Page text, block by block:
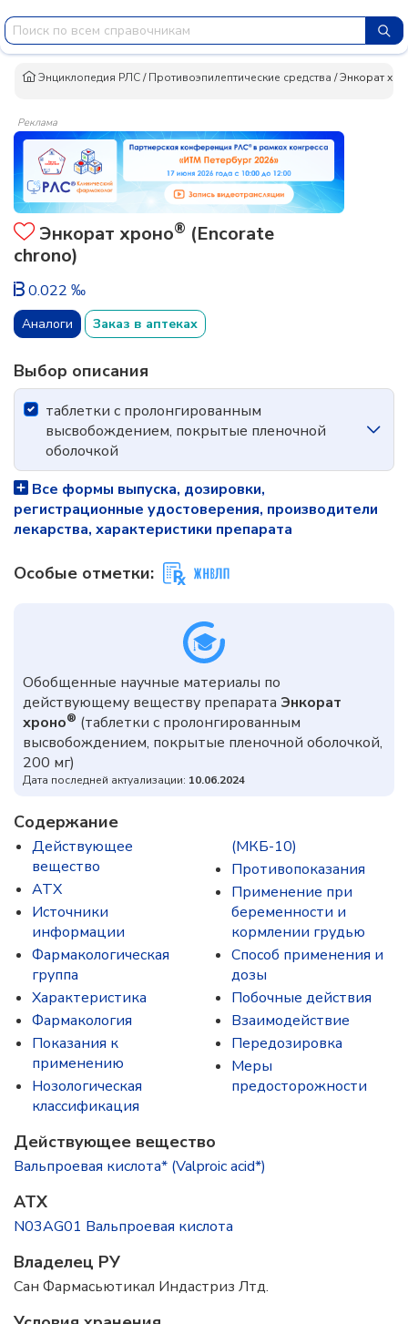
Энциклопедия РЛС/Противоэпилептические средства /Энкорат
Реклама
Энкорат хроно® (Encorate
chrono)
0.022 ‰
Аналоги Заказ в аптеках
Выбор описания
таблетки с пролонгированным
высвобождением, покрытые пленочной
оболочкой
Все формы выпуска, дозировки,
регистрационные удостоверения, производители
лекарства, характеристики препарата
Особые отметки:
Обобщенные научные материалы по
действующему веществу препарата Энкорат
хроно® (таблетки с пролонгированным
высвобождением, покрытые пленочной оболочкой,
200 мг)
Дата последней актуализации: 10.06.2024
Содержание
Действующее
вещество
ATX
Источники
информации
Фармакологическая
группа
Характеристика
Фармакология
Показания к
применению
Нозологическая
классификация
(МКБ-10)
Противопоказания
Применение при
беременности и
кормлении грудью
Способ применения и
дозы
Побочные действия
Взаимодействие
Передозировка
Меры
предосторожности
Действующее вещество
Вальпроевая кислота* (Valproic acid*)
ATX
N03AG01 Вальпроевая кислота
Владелец РУ
Сан Фармасьютикал Индастриз Лтд.